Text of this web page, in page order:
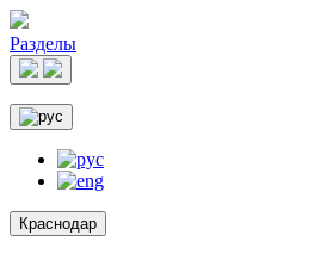
Разделы
Краснодар